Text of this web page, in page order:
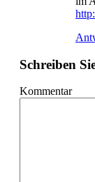
Schreiben
Kommentar